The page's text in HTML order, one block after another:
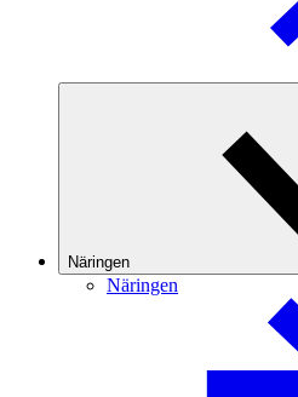
Näringen
Näringen